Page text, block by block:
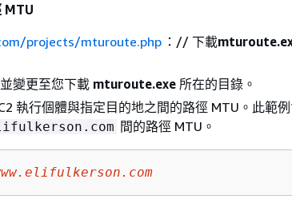
MTU
projects/mturoute.php ：// 下載
變更至您下載 mturoute.exe 所在的目錄。
執行個體與指定目的地之間的路徑 MTU。此範
間的路徑 MTU。